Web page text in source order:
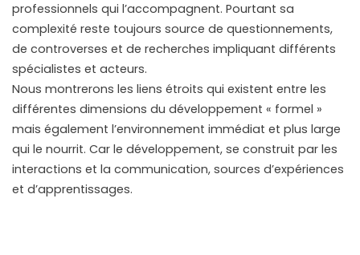
professionnels qui l’accompagnent. Pourtant sa
complexité reste toujours source de questionnements,
de controverses et de recherches impliquant différents
spécialistes et acteurs.
Nous montrerons les liens étroits qui existent entre les
différentes dimensions du développement « formel »
mais également l’environnement immédiat et plus large
qui le nourrit. Car le développement, se construit par les
interactions et la communication, sources d’expériences
et d’apprentissages.